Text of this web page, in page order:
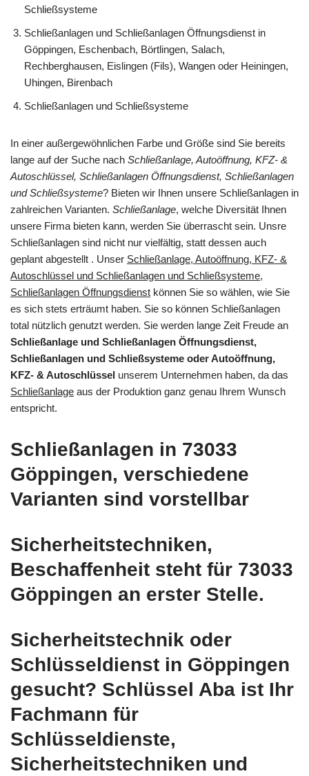
Schließsysteme
Schließanlagen und Schließanlagen Öffnungsdienst in
Göppingen, Eschenbach, Börtlingen, Salach,
Rechberghausen, Eislingen (Fils), Wangen oder Heiningen,
Uhingen, Birenbach
Schließanlagen und Schließsysteme
In einer außergewöhnlichen Farbe und Größe sind Sie bereits
lange auf der Suche nach Schließanlage, Autoöffnung, KFZ- &
Autoschlüssel, Schließanlagen Öffnungsdienst, Schließanlagen
und Schließsysteme? Bieten wir Ihnen unsere Schließanlagen in
zahlreichen Varianten. Schließanlage, welche Diversität Ihnen
unsere Firma bieten kann, werden Sie überrascht sein. Unsre
Schließanlagen sind nicht nur vielfältig, statt dessen auch
geplant abgestellt . Unser Schließanlage, Autoöffnung, KFZ- &
Autoschlüssel und Schließanlagen und Schließsysteme,
Schließanlagen Öffnungsdienst können Sie so wählen, wie Sie
es sich stets erträumt haben. Sie so können Schließanlagen
total nützlich genutzt werden. Sie werden lange Zeit Freude an
Schließanlage und Schließanlagen Öffnungsdienst,
Schließanlagen und Schließsysteme oder Autoöffnung,
KFZ- & Autoschlüssel unserem Unternehmen haben, da das
Schließanlage aus der Produktion ganz genau Ihrem Wunsch
entspricht.
Schließanlagen in 73033
Göppingen, verschiedene
Varianten sind vorstellbar
Sicherheitstechniken,
Beschaffenheit steht für 73033
Göppingen an erster Stelle.
Sicherheitstechnik oder
Schlüsseldienst in Göppingen
gesucht? Schlüssel Aba ist Ihr
Fachmann für
Schlüsseldienste,
Sicherheitstechniken und